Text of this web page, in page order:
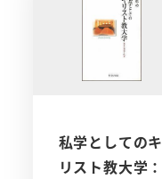
私学としてのキ
リスト教大学：